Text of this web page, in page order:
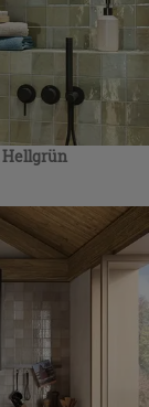
Hellgrün